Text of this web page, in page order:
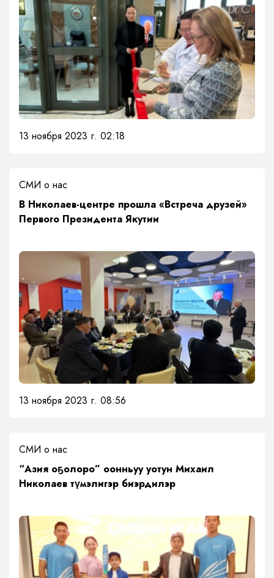
13 ноября 2023 г. 02:18
СМИ о нас
В Николаев-центре прошла «Встреча друзей»
Первого Президента Якутии
13 ноября 2023 г. 08:56
СМИ о нас
“Азия оҕолоро” оонньуу уотун Михаил
Николаев түмэлигэр биэрдилэр